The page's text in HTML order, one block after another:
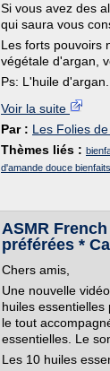
Si vous avez des
qui saura vous
Les forts pouvoirs
végétale d'argan,
Ps: L'huile d'argan...
Voir la suite
Par : Les Folies
Thèmes liés :
d'amande douce bienfaits
ASMR
préférées *
Chers amis,
Une nouvelle
huiles essentielles
le tout
essentielles. Le
Les 10 huiles